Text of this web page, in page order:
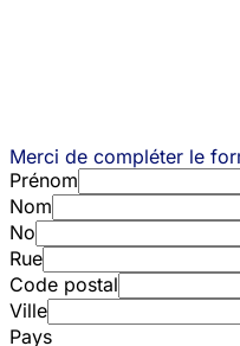
Merci de compléter le
Prénom
Nom
No
Rue
Code postal
Ville
Pays